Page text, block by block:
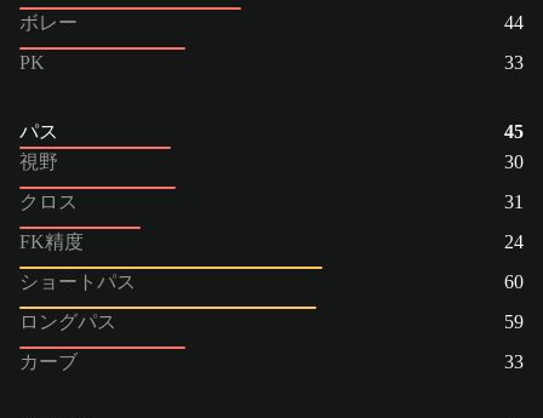
ボレー
44
PK
33
パス
45
視野
30
クロス
31
FK精度
24
ショートパス
60
ロングパス
59
カーブ
33